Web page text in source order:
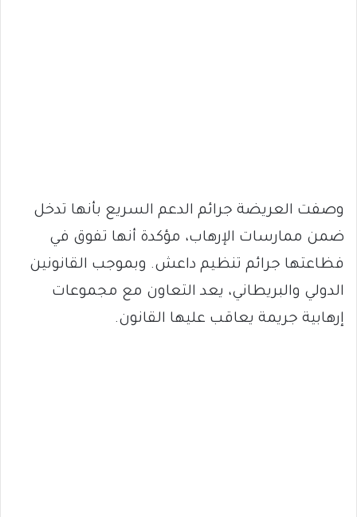
وصفت العريضة جرائم الدعم السريع بأنها تدخل
ضمن ممارسات الإرهاب، مؤكدة أنها تفوق في
فظاعتها جرائم تنظيم داعش. وبموجب القانونين
الدولي والبريطاني، يعد التعاون مع مجموعات
إرهابية جريمة يعاقب عليها القانون.